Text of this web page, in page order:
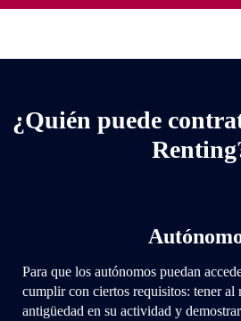
¿Quién puede
Para que los autónomos puedan
cumplir con ciertos requisitos: tener al
antigüedad en su actividad y